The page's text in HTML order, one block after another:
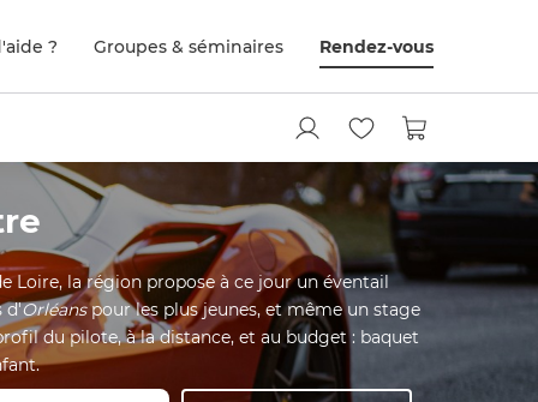
? Groupes & séminaires Rendez-vous
Loire, la région propose à ce jour un éventail
d'Orléanspour les plus jeunes, et même un stage
du pilote, à la distance, et au budget : baquet